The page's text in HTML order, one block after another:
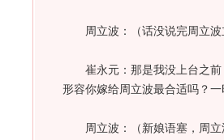
周立波：（话没说完周立波立
崔永元：那是我没上台之前
形容你嫁给周立波最合适吗？一
周立波：（新娘语塞，周立